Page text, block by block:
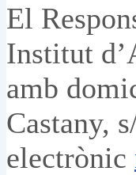
El
Institut
amb
Castany,
electrònic